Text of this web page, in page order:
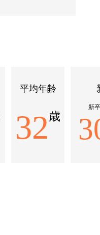
平均年齢
32 歳
新